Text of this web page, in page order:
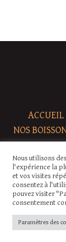
ACCUEIL
NOS
Copyright ©
Nous utilisons
l'expérience la
et vos visites
consentez à
pouvez visiter
consentement
Paramètres des